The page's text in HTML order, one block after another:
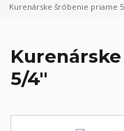
Kurenárske šróbenie priame
5/4"